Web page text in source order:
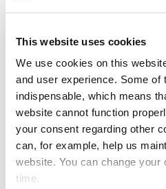
This website uses cookies
We use cookies on this
and user experience. Some of
indispensable, which means
website cannot function
your consent regarding other
can, for example, help us
website. You can change your
time.
vakaista negatiivisiksi.
Luottoluokituksen
seurausta Suomen
näkymien vastaavasta
tehtiin 24.4.2026.
heijastavat S&P Global
Suomen julkiseen
riskejä, jotka aiheutuvat
talouskasvusta,
nousevista puolustus- ja